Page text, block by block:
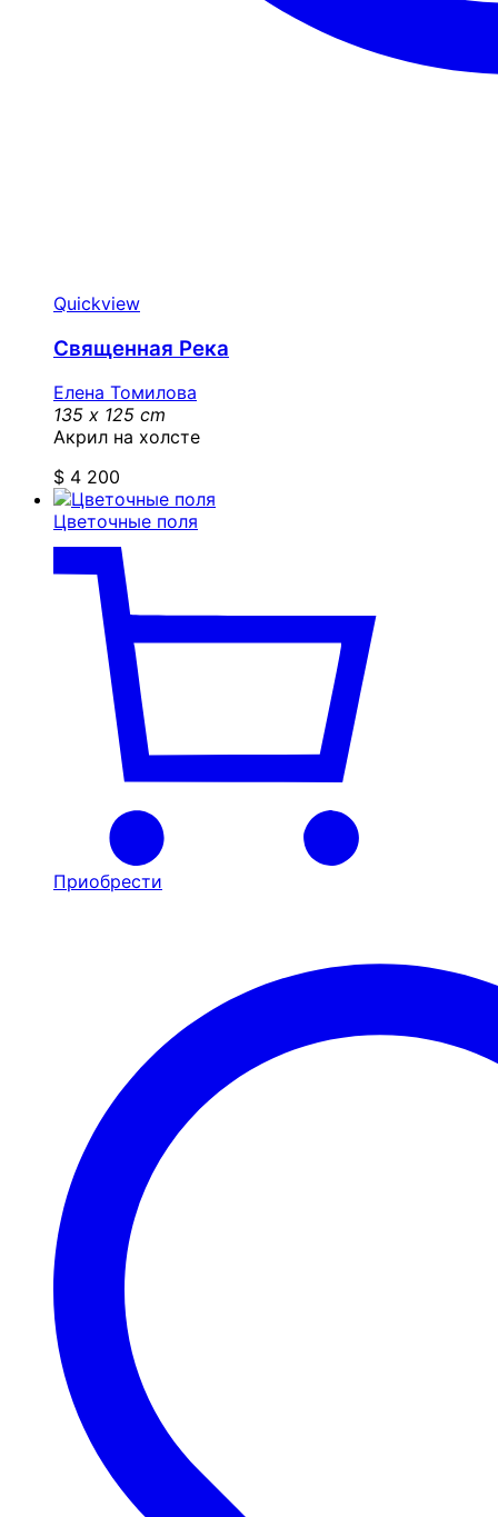
Quickview
Священная Река
Елена Томилова
135 x 125 cm
Акрил на холсте
$ 4 200
Цветочные поля
Приобрести